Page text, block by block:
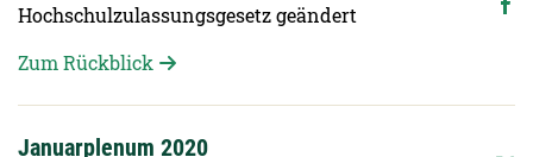
Hochschulzulassungsgesetz geändert
Zum Rückblick
Januarplenum 2020